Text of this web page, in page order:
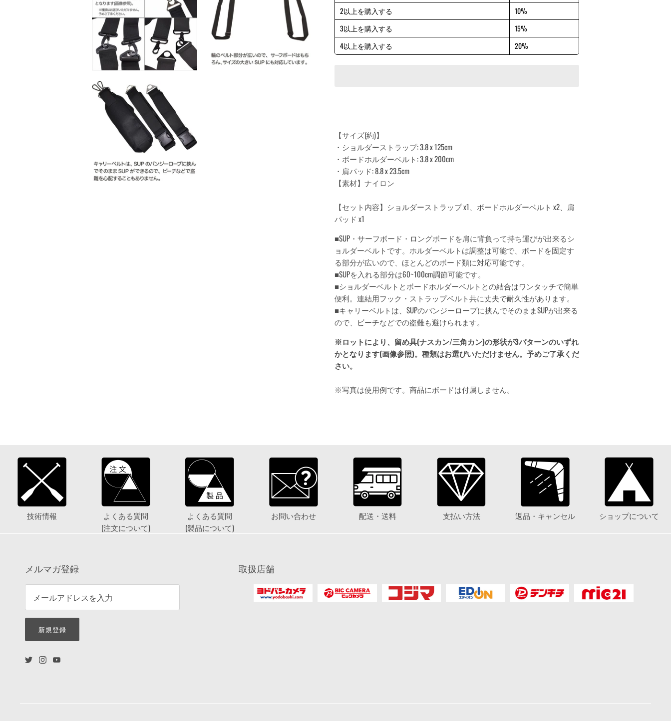
2以上を購入する
10%
3以上を購入する
15%
4以上を購入する
20%
【サイズ(約)】
・ショルダーストラップ: 3.8 x 125cm
・ボードホルダーベルト: 3.8 x 200cm
・肩パッド: 8.8 x 23.5cm
【素材】ナイロン
【セット内容】ショルダーストラップ x1、ボードホルダーベルト x2、肩
パッド x1
■SUP・サーフボード・ロングボードを肩に背負って持ち運びが出来るシ
ョルダーベルトです。ホルダーベルトは調整は可能で、ボードを固定す
る部分が広いので、ほとんどのボード類に対応可能です。
■SUPを入れる部分は60~100cm調節可能です。
■ショルダーベルトとボードホルダーベルトとの結合はワンタッチで簡単
便利。連結用フック・ストラップベルト共に丈夫で耐久性があります。
■キャリーベルトは、SUPのバンジーロープに挟んでそのままSUPが出来る
ので、ビーチなどでの盗難も避けられます。
※ロットにより、留め具(ナスカン/三角カン)の形状が3パターンのいずれ
かとなります(画像参照)。種類はお選びいただけません。予めご了承くだ
さい。
※写真は使用例です。商品にボードは付属しません。
技術情報
よくある質問
(注文について)
よくある質問
(製品について)
お問い合わせ 配送・送料 支払い方法 返品・キャンセル ショップについて
メルマガ登録
新規登録
取扱店舗